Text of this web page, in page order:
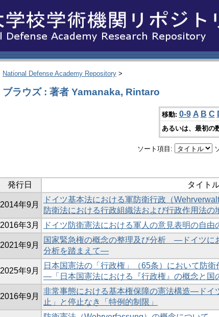
National Defense Academy Repository >
ブラウズ : 著者 Yamanaka, Rintaro
移動: 0-9 A B C
あるいは、最初の
ソート項目:
発行日 タイト
2014年9月
ドイツ基本法における軍防衛行政（
防衛法における行政組織法および行政作用法の
2016年3月 ドイツ防衛憲法における軍人の意見表明の自
2021年9月
国家緊急権の概念の整理及び分析 ―ドイツに
分析を踏まえて―
2025年9月
日本国憲法の「行政権」（65条）において防
―「日本国憲法における『行政権』の概念と国
2016年9月
非常事態における基本権保障の憲法構造―ドイ
止」と停止なき「特例的制限」